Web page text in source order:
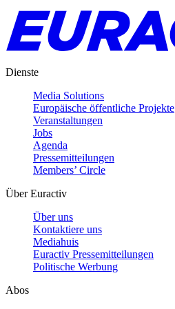
Dienste
Media Solutions
Europäische öffentliche Projekte
Veranstaltungen
Jobs
Agenda
Pressemitteilungen
Members’ Circle
Über Euractiv
Über uns
Kontaktiere uns
Mediahuis
Euractiv Pressemitteilungen
Politische Werbung
Abos